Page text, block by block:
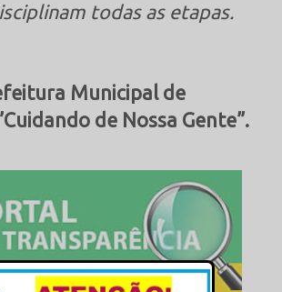
todas as etapas.
Municipal de
de Nossa Gente”.